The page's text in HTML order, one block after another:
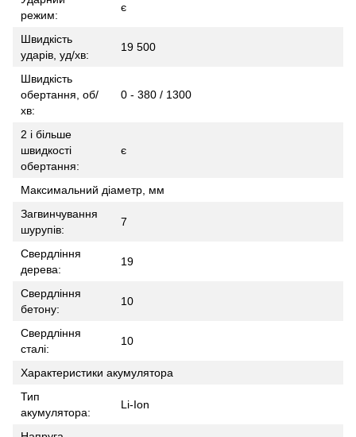
режим:
є
Швидкість
ударів, уд/хв:
19 500
Швидкість
обертання, об/
хв:
0 - 380 / 1300
2 і більше
швидкості
обертання:
є
Максимальний діаметр, мм
Загвинчування
шурупів:
7
Свердління
дерева:
19
Свердління
бетону:
10
Свердління
сталі:
10
Характеристики акумулятора
Тип
акумулятора:
Li-Ion